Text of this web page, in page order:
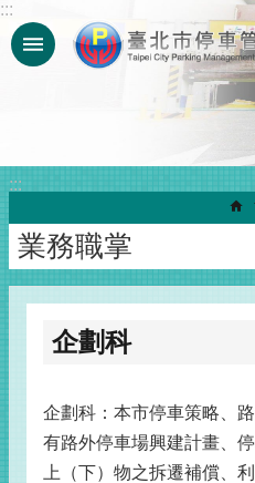
跳到主要內容區塊
:::
:::
業務職掌
企劃科
企劃科：本市停車策略、
有路外停車場興建計畫、
上（下）物之拆遷補償、